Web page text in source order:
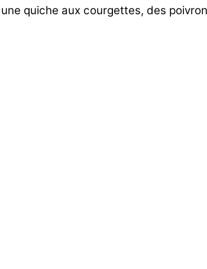
quiche aux courgettes, des